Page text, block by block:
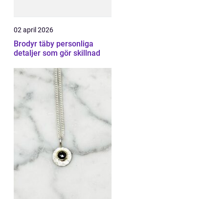
02 april 2026
Brodyr täby personliga
detaljer som gör skillnad